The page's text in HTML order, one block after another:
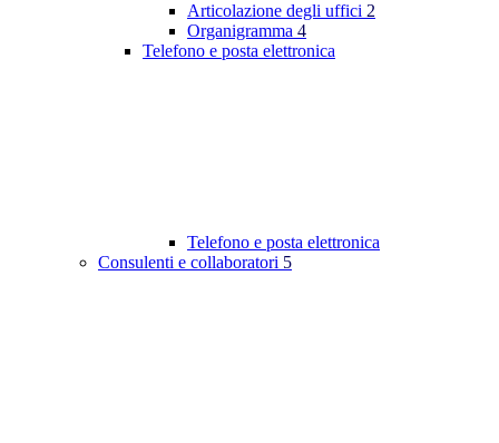
Articolazione degli uffici 2
Organigramma 4
Telefono e posta elettronica
Telefono e posta elettronica
Consulenti e collaboratori 5